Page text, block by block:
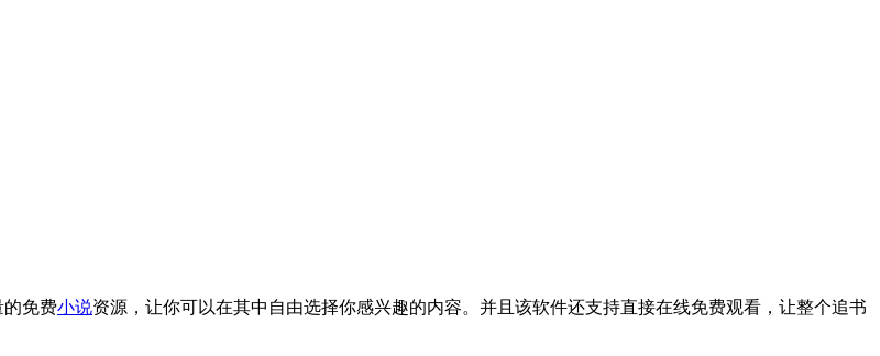
的免费小说资源，让你可以在其中自由选择你感兴趣的内容。并且该软件还支持直接在线免费观看，让整个追书